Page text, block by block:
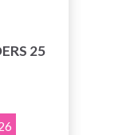
25